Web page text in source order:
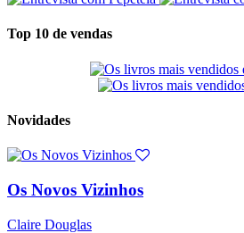
Top 10 de vendas
Novidades
Os Novos Vizinhos
Claire Douglas